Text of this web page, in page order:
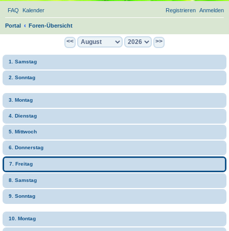
FAQ Kalender Anmelden
Registrieren
Portal Foren-Übersicht
e
<< >>
1. Samstag
2. Sonntag
3. Montag
4. Dienstag
5. Mittwoch
6. Donnerstag
7. Freitag
8. Samstag
9. Sonntag
10. Montag